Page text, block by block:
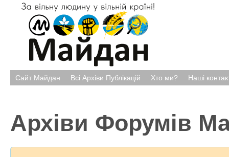
Сайт Майдан Всі Архіви Публікацій Хто ми? Наші
Архіви Форумів